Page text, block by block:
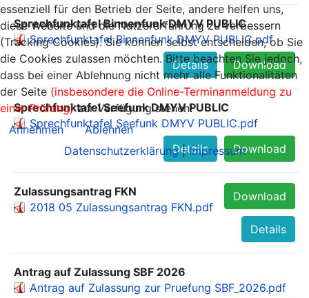
Sprechfunktafel Binnenfunk DMYV PUBLIC
Sprechfunktafel Binnenfunk DMYV PUBLIC.pdf
Download
Details
Sprechfunktafel Seefunk DMYV PUBLIC
Sprechfunktafel Seefunk DMYV PUBLIC.pdf
Download
Details
Zulassungsantrag FKN
2018 05 Zulassungsantrag FKN.pdf
Download
Details
Antrag auf Zulassung SBF 2026
Antrag auf Zulassung zur Pruefung SBF_2026.pdf
essenziell für den Betrieb der Seite, andere helfen uns,
diese Website und die Nutzererfahrung zu verbessern
(Tracking Cookies). Sie können selbst entscheiden, ob Sie
die Cookies zulassen möchten. Bitte beachten Sie jedoch,
dass bei einer Ablehnung nicht mehr alle Funktionalitäten
der Seite (insbesondere die Online-Terminanmeldung zu
einer Prüfung)zur Verfügung stehen!
Annehmen
Ablehnen
Datenschutzerklärung|Impressum